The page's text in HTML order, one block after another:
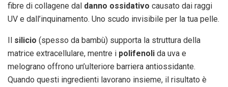
fibre di collagene dal danno ossidativo causato dai raggi
UV e dall’inquinamento. Uno scudo invisibile per la tua pelle.
Il silicio (spesso da bambù) supporta la struttura della
matrice extracellulare, mentre i polifenoli da uva e
melograno offrono un’ulteriore barriera antiossidante.
Quando questi ingredienti lavorano insieme, il risultato è